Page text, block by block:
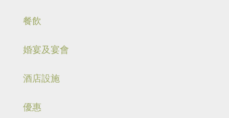
餐飲
婚宴及宴會
酒店設施
優惠